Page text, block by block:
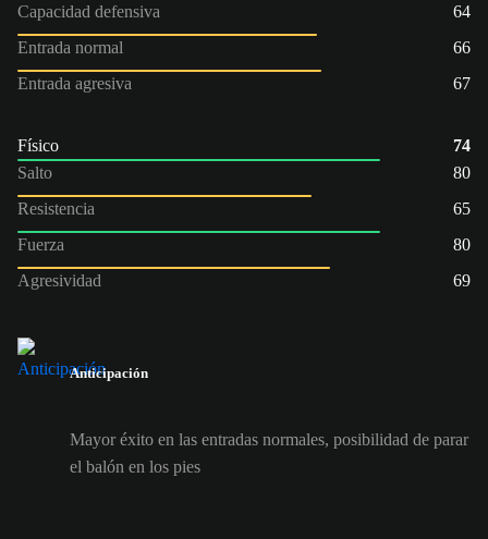
Capacidad defensiva
64
Entrada normal
66
Entrada agresiva
67
Físico
74
Salto
80
Resistencia
65
Fuerza
80
Agresividad
69
Anticipación
Mayor éxito en las entradas normales, posibilidad de parar
el balón en los pies